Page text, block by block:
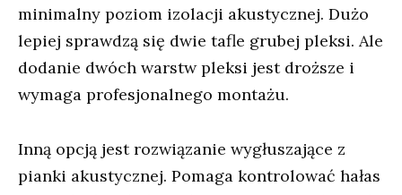
minimalny poziom izolacji akustycznej. Dużo
lepiej sprawdzą się dwie tafle grubej pleksi. Ale
dodanie dwóch warstw pleksi jest droższe i
wymaga profesjonalnego montażu.
Inną opcją jest rozwiązanie wygłuszające z
pianki akustycznej. Pomaga kontrolować hałas